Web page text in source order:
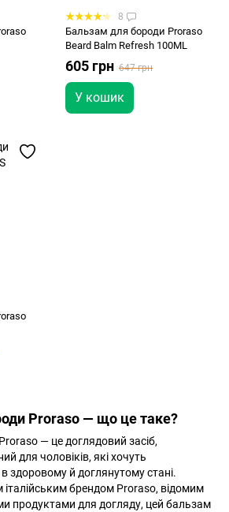
8
Бальзам для бороди Proraso
Beard Balm Refresh 100ML
605 грн 647 грн
У кошик
Proraso — що це таке?
— це доглядовий засіб,
для чоловіків, які хочуть
здоровому й доглянутому стані.
брендом Proraso, відомим
продуктами для догляду, цей бальзам